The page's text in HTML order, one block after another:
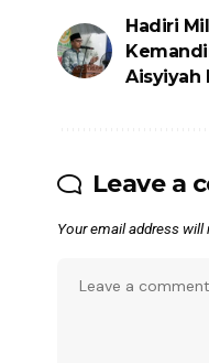
Hadiri
Aisyiyah
Leave a
Your email address will